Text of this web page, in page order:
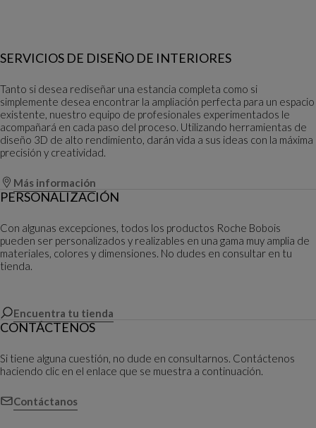
SERVICIOS DE DISEÑO DE INTERIORES
Tanto si desea rediseñar una estancia completa como si
simplemente desea encontrar la ampliación perfecta para un espacio
existente, nuestro equipo de profesionales experimentados le
acompañará en cada paso del proceso. Utilizando herramientas de
diseño 3D de alto rendimiento, darán vida a sus ideas con la máxima
precisión y creatividad.
Más información
PERSONALIZACIÓN
Con algunas excepciones, todos los productos Roche Bobois
pueden ser personalizados y realizables en una gama muy amplia de
materiales, colores y dimensiones. No dudes en consultar en tu
tienda.
Encuentra tu tienda
CONTÁCTENOS
Si tiene alguna cuestión, no dude en consultarnos. Contáctenos
haciendo clic en el enlace que se muestra a continuación.
Contáctanos